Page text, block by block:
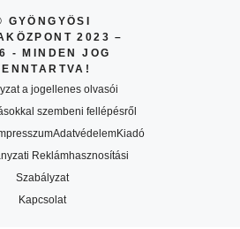
GYÖNGYÖSI
2023 –
- MINDEN JOG
a jogellenes olvasói
szembeni fellépésről
AdatvédelemKiadó
Reklámhasznosítási
Szabályzat
Kapcsolat